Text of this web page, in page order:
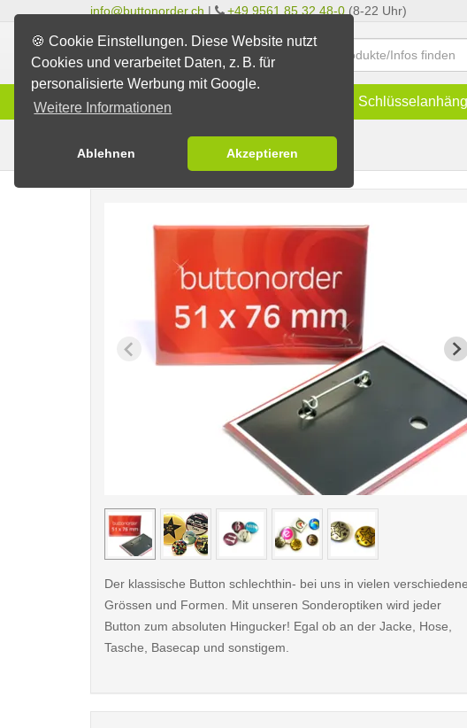
🍪 Cookie Einstellungen. Diese Website nutzt
Cookies und verarbeitet Daten, z. B. für
personalisierte Werbung mit Google.
Weitere Informationen
Ablehnen Akzeptieren
info@buttonorder.ch | +49 9561 85 32 48-0 (8-22 Uhr)
Infos
Buttons erstellen Nadelbuttons
< /picture>
Der klassische Button schlechthin- bei uns in vielen
Grössen und Formen. Mit unseren Sonderoptiken wird jeder
Button zum absoluten Hingucker! Egal ob an der Jacke, Hose,
Tasche, Basecap und sonstigem.